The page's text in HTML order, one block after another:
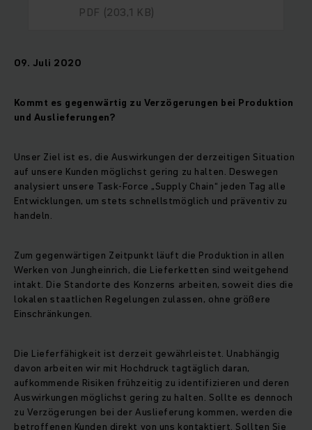
PDF (203,1 KB)
09. Juli 2020
Kommt es gegenwärtig zu Verzögerungen bei Produktion
und Auslieferungen?
Unser Ziel ist es, die Auswirkungen der derzeitigen Situation
auf unsere Kunden möglichst gering zu halten. Deswegen
analysiert unsere Task-Force „Supply Chain“ jeden Tag alle
Entwicklungen, um stets schnellstmöglich und präventiv zu
handeln.
Zum gegenwärtigen Zeitpunkt läuft die Produktion in allen
Werken von Jungheinrich, die Lieferketten sind weitgehend
intakt. Die Standorte des Konzerns arbeiten, soweit dies die
lokalen staatlichen Regelungen zulassen, ohne größere
Einschränkungen.
Die Lieferfähigkeit ist derzeit gewährleistet. Unabhängig
davon arbeiten wir mit Hochdruck tagtäglich daran,
aufkommende Risiken frühzeitig zu identifizieren und deren
Auswirkungen möglichst gering zu halten. Sollte es dennoch
zu Verzögerungen bei der Auslieferung kommen, werden die
betroffenen Kunden direkt von uns kontaktiert. Sollten Sie